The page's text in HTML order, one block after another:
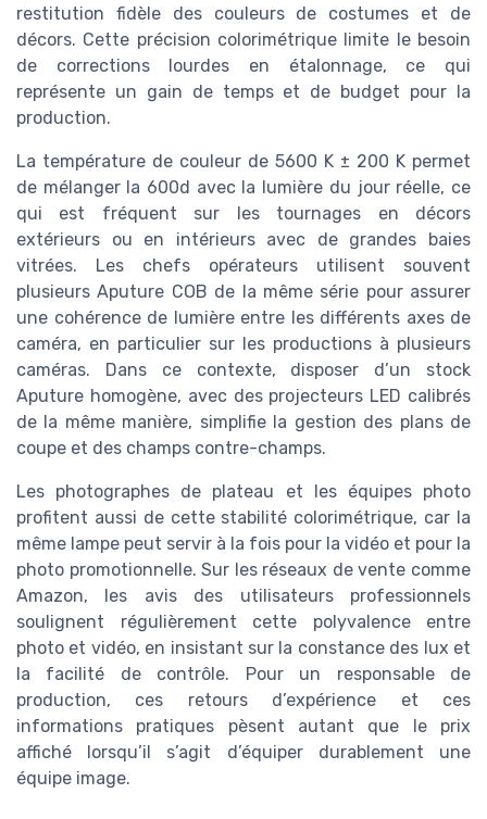
restitution fidèle des couleurs de costumes et de
décors. Cette précision colorimétrique limite le besoin
de corrections lourdes en étalonnage, ce qui
représente un gain de temps et de budget pour la
production.
La température de couleur de 5600 K ± 200 K permet
de mélanger la 600d avec la lumière du jour réelle, ce
qui est fréquent sur les tournages en décors
extérieurs ou en intérieurs avec de grandes baies
vitrées. Les chefs opérateurs utilisent souvent
plusieurs Aputure COB de la même série pour assurer
une cohérence de lumière entre les différents axes de
caméra, en particulier sur les productions à plusieurs
caméras. Dans ce contexte, disposer d’un stock
Aputure homogène, avec des projecteurs LED calibrés
de la même manière, simplifie la gestion des plans de
coupe et des champs contre-champs.
Les photographes de plateau et les équipes photo
profitent aussi de cette stabilité colorimétrique, car la
même lampe peut servir à la fois pour la vidéo et pour la
photo promotionnelle. Sur les réseaux de vente comme
Amazon, les avis des utilisateurs professionnels
soulignent régulièrement cette polyvalence entre
photo et vidéo, en insistant sur la constance des lux et
la facilité de contrôle. Pour un responsable de
production, ces retours d’expérience et ces
informations pratiques pèsent autant que le prix
affiché lorsqu’il s’agit d’équiper durablement une
équipe image.